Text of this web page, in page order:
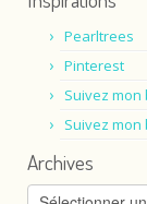
Pearltrees
Pinterest
Suivez mon
Suivez mon
Archives
Archives